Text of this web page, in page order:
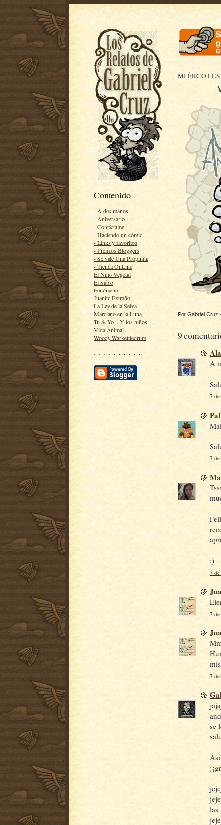
Contenido
- A dos manos
- Aniversario
- Contáctame
- Haciendo un cómic
- Links y favoritos
- Premios Bloggers
- Se vale Una Propinita
- Tienda OnLine
El Niño Vegetal
El Sabio
Fenómeno
Juanito Extraño
La Ley de la Selva
Marciano en la Luna
Tu & Yo ...Y los niños
Vida Animal
Woody Warkettledrum
· · · · · · · · · ·
Por Gabriel Cruz
9
A
7 de
7 de
:)
7 de
7 de
7 de
se
las